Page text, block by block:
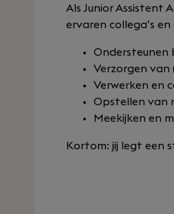
Als Junior Assistent
ervaren collega’s
Ondersteunen
Verzorgen
Verwerken en
Opstellen van
Meekijken en
Kortom: jij legt een